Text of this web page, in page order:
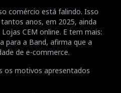
comércio está falindo. Isso
anos, em 2025, ainda
CEM online. E tem mais:
para a Band, afirma que a
de e-commerce.
os motivos apresentados